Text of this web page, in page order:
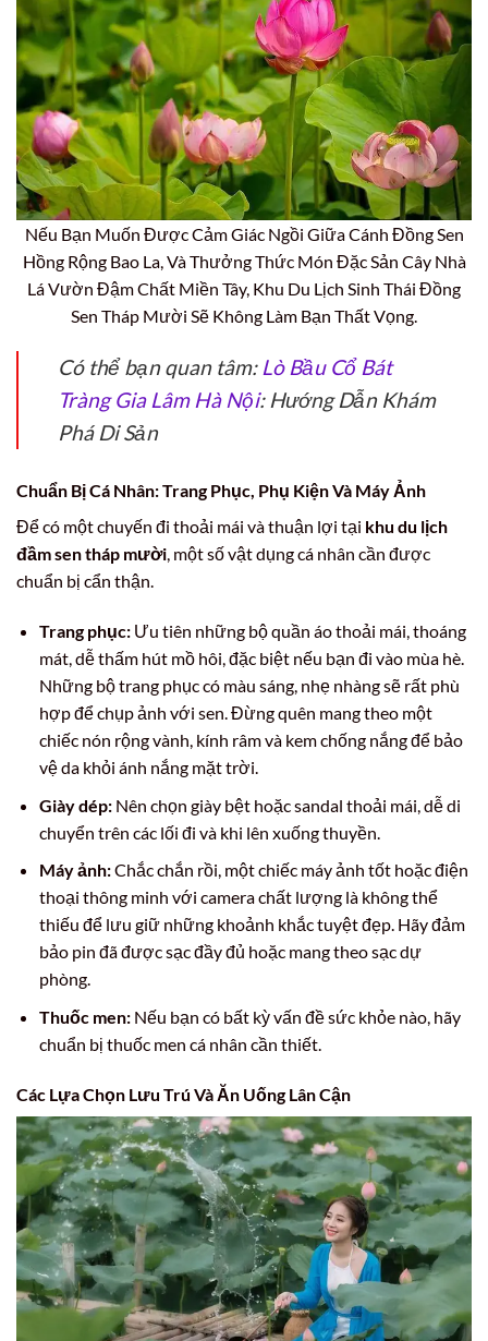
Nếu Bạn Muốn Được Cảm Giác Ngồi Giữa Cánh Đồng Sen
Hồng Rộng Bao La, Và Thưởng Thức Món Đặc Sản Cây Nhà
Lá Vườn Đậm Chất Miền Tây, Khu Du Lịch Sinh Thái Đồng
Sen Tháp Mười Sẽ Không Làm Bạn Thất Vọng.
Có thể bạn quan tâm: Lò Bầu Cổ Bát
Tràng Gia Lâm Hà Nội: Hướng Dẫn Khám
Phá Di Sản
Chuẩn Bị Cá Nhân: Trang Phục, Phụ Kiện Và Máy Ảnh
Để có một chuyến đi thoải mái và thuận lợi tại khu du lịch
đầm sen tháp mười, một số vật dụng cá nhân cần được
chuẩn bị cẩn thận.
Trang phục:Ưu tiên những bộ quần áo thoải mái, thoáng
mát, dễ thấm hút mồ hôi, đặc biệt nếu bạn đi vào mùa hè.
Những bộ trang phục có màu sáng, nhẹ nhàng sẽ rất phù
hợp để chụp ảnh với sen. Đừng quên mang theo một
chiếc nón rộng vành, kính râm và kem chống nắng để bảo
vệ da khỏi ánh nắng mặt trời.
Giày dép:Nên chọn giày bệt hoặc sandal thoải mái, dễ di
chuyển trên các lối đi và khi lên xuống thuyền.
Máy ảnh:Chắc chắn rồi, một chiếc máy ảnh tốt hoặc điện
thoại thông minh với camera chất lượng là không thể
thiếu để lưu giữ những khoảnh khắc tuyệt đẹp. Hãy đảm
bảo pin đã được sạc đầy đủ hoặc mang theo sạc dự
phòng.
Thuốc men:Nếu bạn có bất kỳ vấn đề sức khỏe nào, hãy
chuẩn bị thuốc men cá nhân cần thiết.
Các Lựa Chọn Lưu Trú Và Ăn Uống Lân Cận